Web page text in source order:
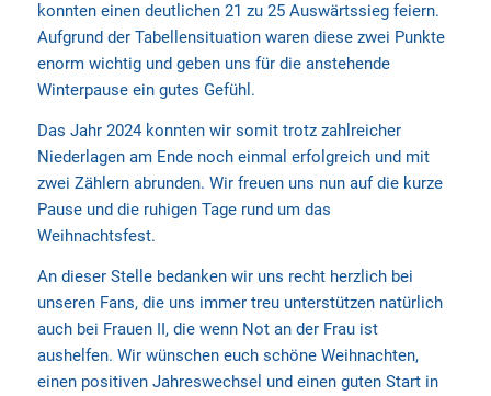
konnten einen deutlichen 21 zu 25 Auswärtssieg feiern.
Aufgrund der Tabellensituation waren diese zwei Punkte
enorm wichtig und geben uns für die anstehende
Winterpause ein gutes Gefühl.
Das Jahr 2024 konnten wir somit trotz zahlreicher
Niederlagen am Ende noch einmal erfolgreich und mit
zwei Zählern abrunden. Wir freuen uns nun auf die kurze
Pause und die ruhigen Tage rund um das
Weihnachtsfest.
An dieser Stelle bedanken wir uns recht herzlich bei
unseren Fans, die uns immer treu unterstützen natürlich
auch bei Frauen II, die wenn Not an der Frau ist
aushelfen. Wir wünschen euch schöne Weihnachten,
einen positiven Jahreswechsel und einen guten Start in